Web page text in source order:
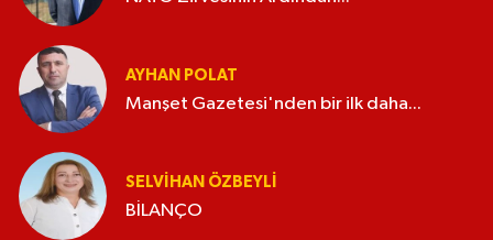
AYHAN POLAT
Manşet Gazetesi'nden bir ilk daha...
SELVIHAN ÖZBEYLI
BİLANÇO